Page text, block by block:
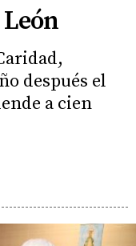
después el
a cien